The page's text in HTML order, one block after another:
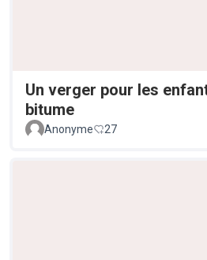
Un verger pour les
bitume
Anonyme 27